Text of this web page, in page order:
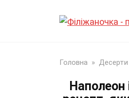
Головна » Десерти